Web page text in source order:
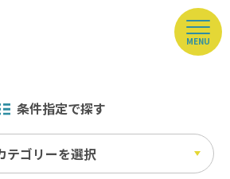
MENU
条件指定で探す
テゴリーを選択